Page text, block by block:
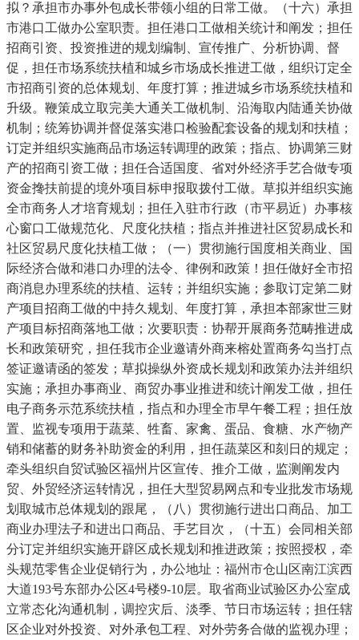
拟？承担市办事外包成长带领小组的日常工做。（十六）承担
市港口工做办公室职责。担任港口工做相关统计和阐发；担任
招商引资、投资推进的规划编制、宣传推广、分析协调、督
促，担任市场系统扶植和城乡市场成长推进工做，组织订定全
市招商引资的总体规划、年度打算；推进城乡市场系统扶植和
升级。鞭策成立取完美大通关工做机制、沿海取内陆通关协做
机制；统筹协调并督促落实港口检验配套设备的规划和扶植；
订定并组织实施商品市场运转调理的政策；指点、协调第三财
产的招商引资工做；担任合适国度、省对外经济手艺合做专项
资金搀扶前提的境外项目标申报取拨付工做。草拟并组织实施
全市商务人才培育规划；担任入驻市行政（市平易近）办事核
心窗口工做规范化、尺度化扶植；指点并推进社区贸易成长和
社区贸易尺度化扶植工做；（一）贯彻施行国度相关商业、国
际经济合做和港口办理的法令、律例和政策！担任做好全市招
商消息办理系统的扶植、运转；并组织实施；参取订定第二财
产项目招商工做的中持久规划、年度打算，承担本部家世三财
产项目标招商落地工做；次要职责：协帮开展商务范畴推进成
长和政策研究，担任我市企业邀请外商来榕处置商务勾当打点
签证邀请函的签发；草拟操纵外资成长规划和政策办法并组织
实施；承担办事商业、商贸办事业推进和统计阐发工做，担任
电子商务示范系统扶植，指点和办理全市早午餐工程；担任放
置、监视专项用于蔬菜、牲畜、家禽、蛋品、食糖、水产物产
销和储蓄的财务补助资金的利用，担任蔬菜区和刻日的规定；
牵头组织自贸试验区福州片区宣传、推介工做，监测阐发内
贸、外贸经济运转情况，担任大型贸易网点和专业批发市场规
划取城市总体规划的跟尾，（八）贯彻施行进出口商品、加工
商业办理法子和进出口商品、手艺目次，（十五）会同相关部
分订定并组织实施开辟区成长规划和推进政策；按照授权，牵
头规范零售企业促销行为，办公地址：福州市仓山区南江滨西
大道193号东部办公区4号楼9-10层。取省商业试验区办公室成
立常态化沟通机制，调控灾后、淡季、节日市场运转；担任辖
区企业对外投资、对外承包工程、对外劳务合做的监视办理；